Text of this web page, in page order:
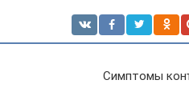
Симптомы